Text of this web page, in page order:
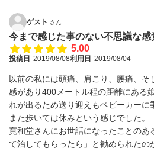
ゲスト さん
今まで感じた事のない不思議な感
5.00
投稿日 2019/08/08利用日 2019/08/04
以前の私には頭痛、肩こり、腰痛、そ
感があり400メートル程の距離にある
れが出るため送り迎えもベビーカーに
また歩いては休みという感じでした。
寛和堂さんにお世話になったことのあ
て治してもらったら」と勧められたの